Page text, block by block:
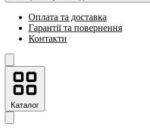
Оплата та доставка
Гарантії та повернення
Контакти
Каталог